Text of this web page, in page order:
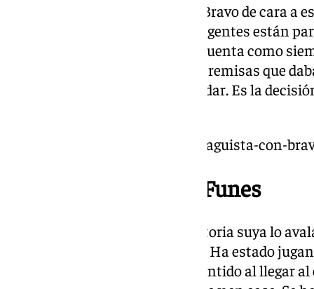
Funes citaba unas palabras de Bravo de cara a
mucho a los jugadoras que los agentes están
es suyo y no de sus agentes. El cuenta como
termina quedando. Una de las premisas que
consistía en que se pudiera quedar. Es la
https://www.101tv.es/area-malaguista-con-
Nombres propios de Funes
Juanma Hernández: “La trayectoria suya lo
aquí y lo compra el Real Madrid. Ha estado
Lo importante es cómo se ha sentido al llegar